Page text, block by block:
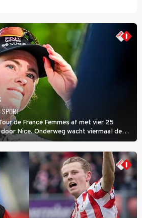
SPORT
de France Femmes af met vier 25
Nice. Onderweg wacht viermaal de
finish op de Promenade des Anglais krijgt
gele trui.